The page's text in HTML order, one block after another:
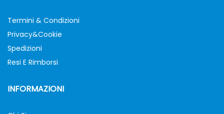
Termini & Condizioni
Privacy&Cookie
Spedizioni
Resi E Rimborsi
INFORMAZIONI